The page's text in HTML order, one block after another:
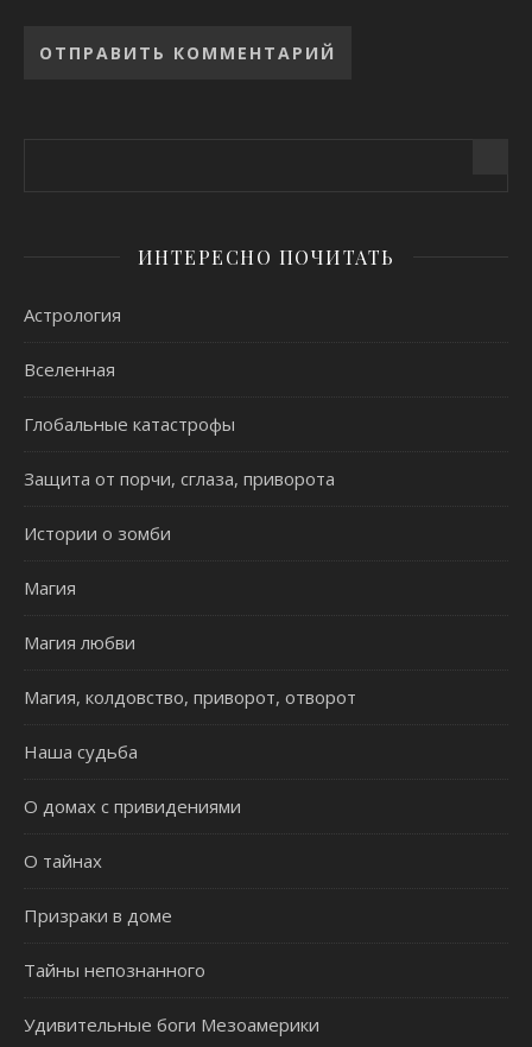
ИНТЕРЕСНО ПОЧИТАТЬ
Астрология
Вселенная
Глобальные катастрофы
Защита от порчи, сглаза, приворота
Истории о зомби
Магия
Магия любви
Магия, колдовство, приворот, отворот
Наша судьба
О домах с привидениями
О тайнах
Призраки в доме
Тайны непознанного
Удивительные боги Мезоамерики